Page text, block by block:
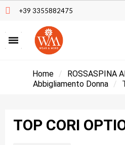
+39 3355882475
Home
ROSSASPINA
Abbigliamento Donna
TOP CORI